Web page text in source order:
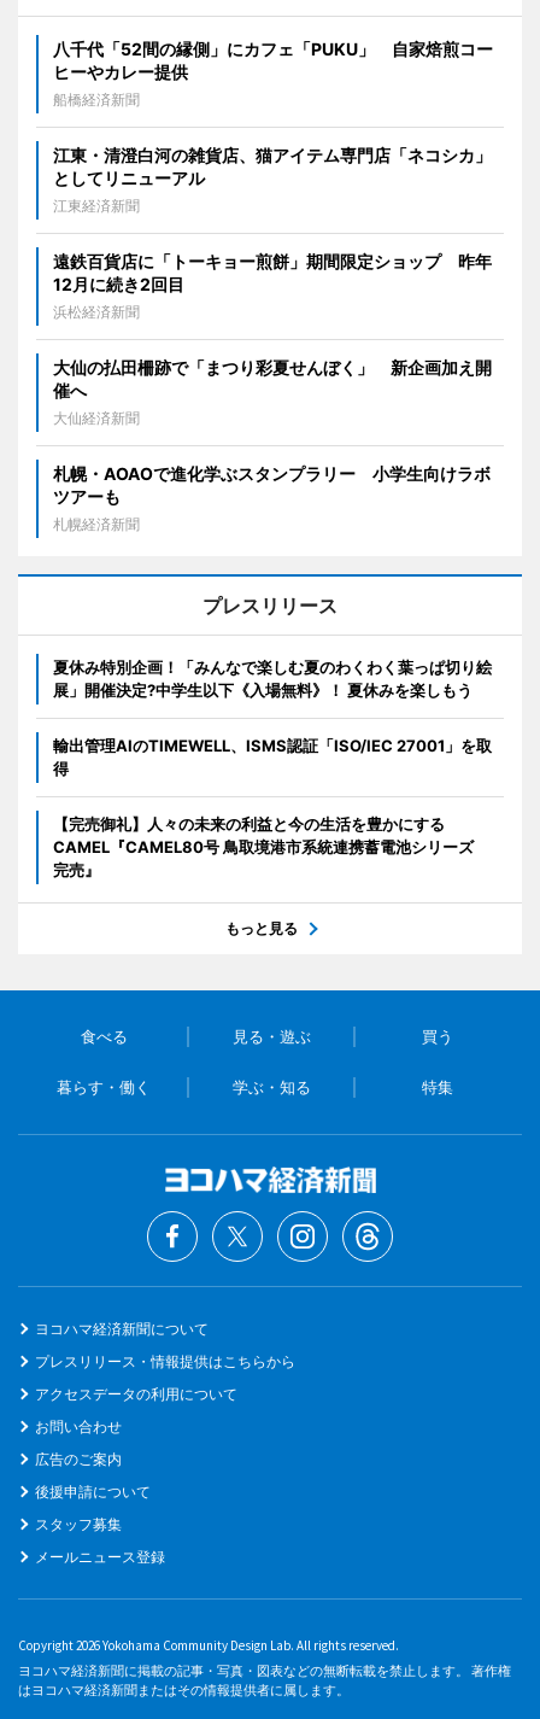
八千代「52間の縁側」にカフェ「PUKU」 自家焙煎コー
ヒーやカレー提供
船橋経済新聞
江東・清澄白河の雑貨店、猫アイテム専門店「ネコシカ」
としてリニューアル
江東経済新聞
遠鉄百貨店に「トーキョー煎餅」期間限定ショップ 昨年
12月に続き2回目
浜松経済新聞
大仙の払田柵跡で「まつり彩夏せんぼく」 新企画加え開
催へ
大仙経済新聞
札幌・AOAOで進化学ぶスタンプラリー 小学生向けラボ
ツアーも
札幌経済新聞
プレスリリース
夏休み特別企画！「みんなで楽しむ夏のわくわく葉っぱ切り絵
展」開催決定?中学生以下《入場無料》！ 夏休みを楽しもう
輸出管理AIのTIMEWELL、ISMS認証「ISO/IEC 27001」を取
得
【完売御礼】人々の未来の利益と今の生活を豊かにする
CAMEL『CAMEL80号 鳥取境港市系統連携蓄電池シリーズ
完売』
もっと見る
食べる 見る・遊ぶ 買う
暮らす・働く 学ぶ・知る 特集
ヨコハマ経済新聞について
プレスリリース・情報提供はこちらから
アクセスデータの利用について
お問い合わせ
広告のご案内
後援申請について
スタッフ募集
メールニュース登録
Copyright 2026 Yokohama Community Design Lab. All rights reserved.
ヨコハマ経済新聞に掲載の記事・写真・図表などの無断転載を禁止します。 著作権
はヨコハマ経済新聞またはその情報提供者に属します。